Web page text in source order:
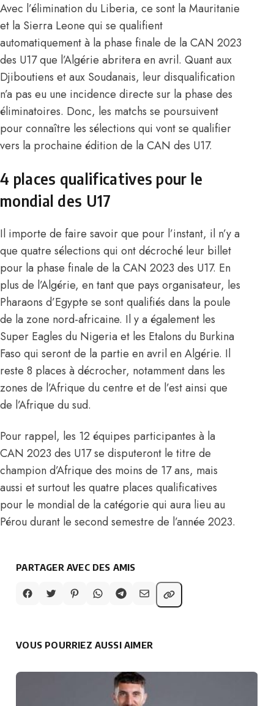
Avec l’élimination du Liberia, ce sont la Mauritanie
et la Sierra Leone qui se qualifient
automatiquement à la phase finale de la CAN 2023
des U17 que l’Algérie abritera en avril. Quant aux
Djiboutiens et aux Soudanais, leur disqualification
n’a pas eu une incidence directe sur la phase des
éliminatoires. Donc, les matchs se poursuivent
pour connaître les sélections qui vont se qualifier
vers la prochaine édition de la CAN des U17.
4 places qualificatives pour le
mondial des U17
Il importe de faire savoir que pour l’instant, il n’y a
que quatre sélections qui ont décroché leur billet
pour la phase finale de la CAN 2023 des U17. En
plus de l’Algérie, en tant que pays organisateur, les
Pharaons d’Egypte se sont qualifiés dans la poule
de la zone nord-africaine. Il y a également les
Super Eagles du Nigeria et les Etalons du Burkina
Faso qui seront de la partie en avril en Algérie. Il
reste 8 places à décrocher, notamment dans les
zones de l’Afrique du centre et de l’est ainsi que
de l’Afrique du sud.
Pour rappel, les 12 équipes participantes à la
CAN 2023 des U17 se disputeront le titre de
champion d’Afrique des moins de 17 ans, mais
aussi et surtout les quatre places qualificatives
pour le mondial de la catégorie qui aura lieu au
Pérou durant le second semestre de l’année 2023.
PARTAGER AVEC DES AMIS
VOUS POURRIEZ AUSSI AIMER